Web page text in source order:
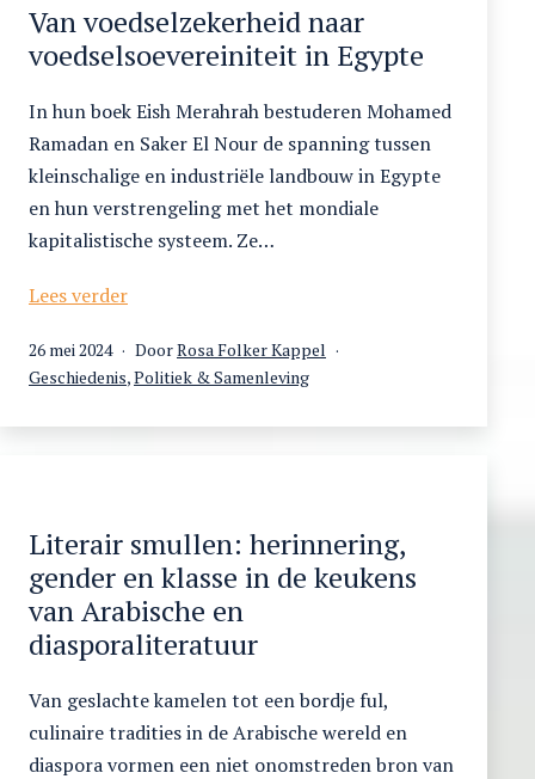
Van voedselzekerheid naar
voedselsoevereiniteit in Egypte
In hun boek Eish Merahrah bestuderen Mohamed
Ramadan en Saker El Nour de spanning tussen
kleinschalige en industriële landbouw in Egypte
en hun verstrengeling met het mondiale
kapitalistische systeem. Ze…
Lees verderVan
naar
voedselsoevereiniteit
Gepubliceerd
op
26 mei 2024 DoorRosa Folker Kappel
Gecategoriseerd
Geschiedenis,Politiek & Samenleving
Literair smullen: herinnering,
gender en klasse in de keukens
van Arabische en
diasporaliteratuur
Van geslachte kamelen tot een bordje ful,
culinaire tradities in de Arabische wereld en
diaspora vormen een niet onomstreden bron van